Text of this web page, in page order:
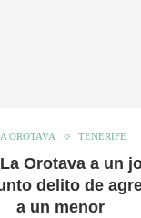
OROTAVA TENERIFE
Orotava a un
delito de
a un menor